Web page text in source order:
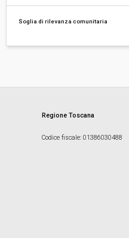
Soglia di rilevanza comunitaria
Regione Toscana
Codice fiscale: 01386030488